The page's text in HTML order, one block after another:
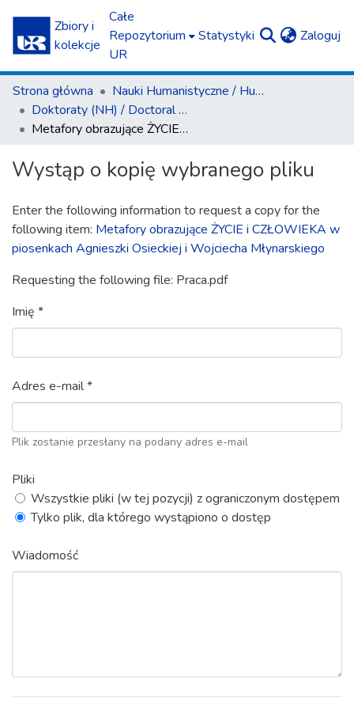
Zbiory i
kolekcje
Całe
Repozytorium
UR
Statystyki Zaloguj
Strona główna
Nauki Humanistyczne / Humanities
Doktoraty (NH) / Doctoral Theses (H)
Metafory obrazujące ŻYCIE i CZŁOWIEKA w piosenkach Agnieszki Osieckiej i Wojciecha Młynarskiego
Wystąp o kopię wybranego pliku
Enter the following information to request a copy for the
following item: Metafory obrazujące ŻYCIE i CZŁOWIEKA w
piosenkach Agnieszki Osieckiej i Wojciecha Młynarskiego
Requesting the following file: Praca.pdf
Imię *
Adres e-mail *
Plik zostanie przesłany na podany adres e-mail
Pliki
Wszystkie pliki (w tej pozycji) z ograniczonym dostępem
Tylko plik, dla którego wystąpiono o dostęp
Wiadomość